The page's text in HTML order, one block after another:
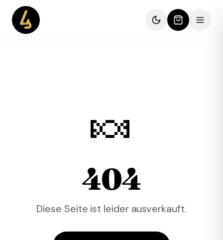
🍬
404
Diese Seite ist leider ausverkauft.